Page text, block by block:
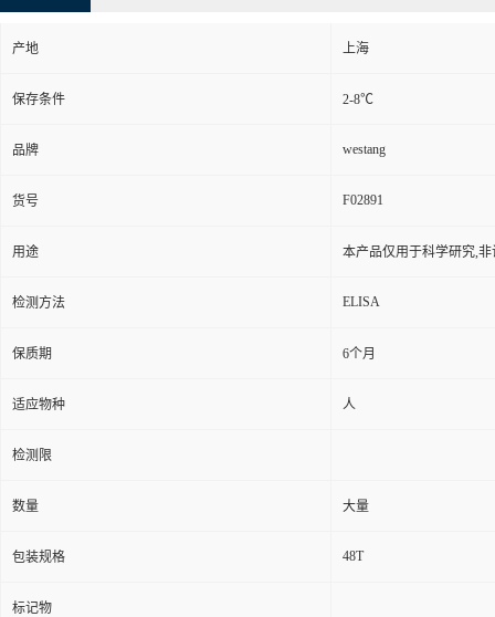
产地 上海
保存条件 2-8℃
品牌 westang
货号 F02891
用途 本产品仅用于科学研究,
检测方法 ELISA
保质期 6个月
适应物种 人
检测限
数量 大量
包装规格 48T
标记物